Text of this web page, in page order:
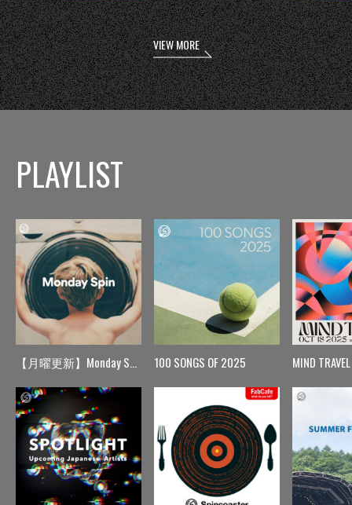
VIEW MORE
PLAYLIST
【月曜更新】Monday Spin 100 SONGS OF 2025 MIND TRAVEL